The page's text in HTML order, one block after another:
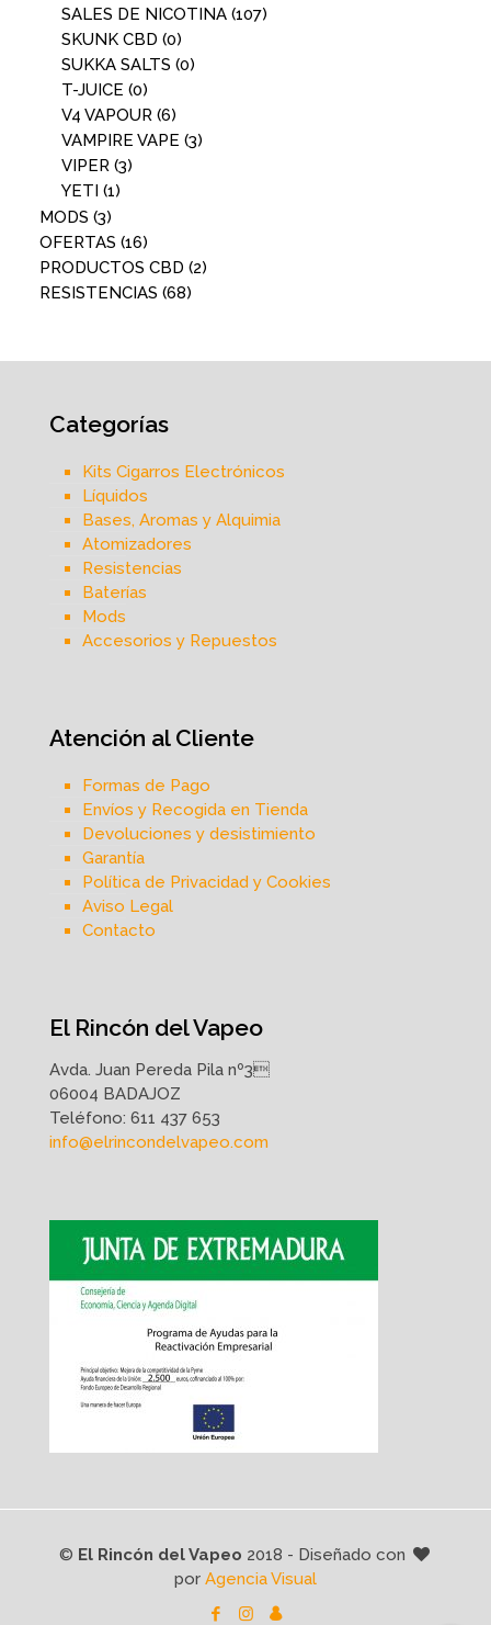
SALES DE NICOTINA (107)
SKUNK CBD (0)
SUKKA SALTS (0)
T-JUICE (0)
V4 VAPOUR (6)
VAMPIRE VAPE (3)
VIPER (3)
YETI (1)
MODS (3)
OFERTAS (16)
PRODUCTOS CBD (2)
RESISTENCIAS (68)
Categorías
Kits Cigarros Electrónicos
Líquidos
Bases, Aromas y Alquimia
Atomizadores
Resistencias
Baterías
Mods
Accesorios y Repuestos
Atención al Cliente
Formas de Pago
Envíos y Recogida en Tienda
Devoluciones y desistimiento
Garantía
Política de Privacidad y Cookies
Aviso Legal
Contacto
El Rincón del Vapeo
Avda. Juan Pereda Pila nº3
06004 BADAJOZ
Teléfono: 611 437 653
info@elrincondelvapeo.com
© El Rincón del Vapeo 2018 - Diseñado con
por Agencia Visual